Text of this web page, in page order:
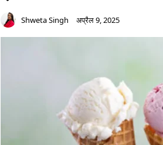
Shweta Singh अप्रैल 9, 2025